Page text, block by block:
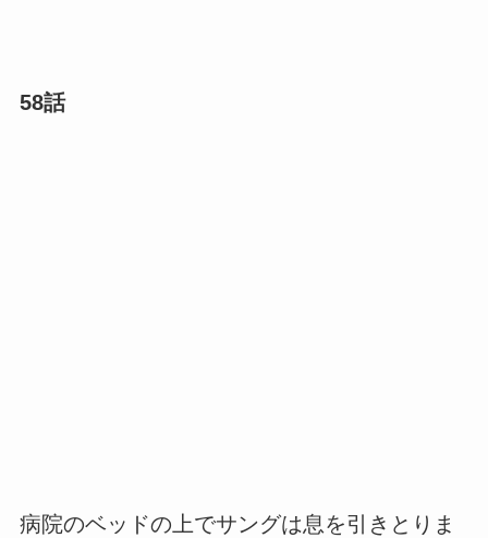
58話
病院のベッドの上でサングは息を引きとりま